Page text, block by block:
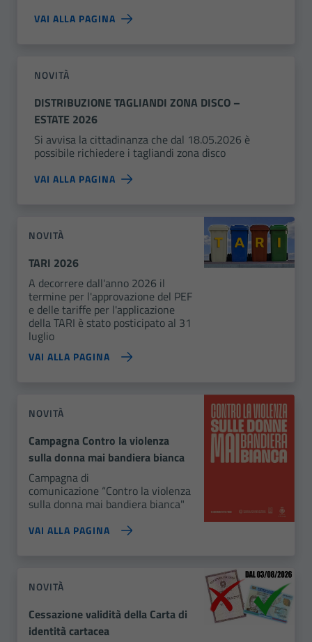
VAI ALLA PAGINA
NOVITÀ
DISTRIBUZIONE TAGLIANDI ZONA DISCO –
ESTATE 2026
Si avvisa la cittadinanza che dal 18.05.2026 è
possibile richiedere i tagliandi zona disco
VAI ALLA PAGINA
NOVITÀ
TARI 2026
A decorrere dall'anno 2026 il
termine per l'approvazione del PEF
e delle tariffe per l'applicazione
della TARI è stato posticipato al 31
luglio
VAI ALLA PAGINA
NOVITÀ
Campagna Contro la violenza
sulla donna mai bandiera bianca
Campagna di
comunicazione “Contro la violenza
sulla donna mai bandiera bianca"
VAI ALLA PAGINA
NOVITÀ
Cessazione validità della Carta di
identità cartacea